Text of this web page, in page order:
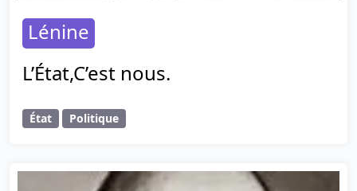
Lénine
L’État,C’est nous.
État Politique